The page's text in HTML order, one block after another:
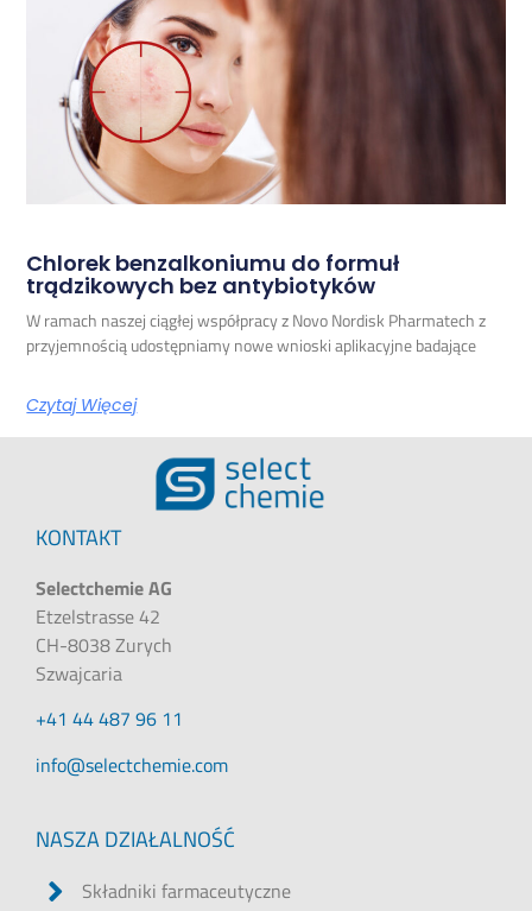
Chlorek benzalkoniumu do formuł
trądzikowych bez antybiotyków
W ramach naszej ciągłej współpracy z Novo Nordisk Pharmatech z
przyjemnością udostępniamy nowe wnioski aplikacyjne badające
Czytaj Więcej
KONTAKT
Selectchemie AG
Etzelstrasse 42
CH-8038 Zurych
Szwajcaria
+41 44 487 96 11
moc.eimehctceles
@ofni
NASZA DZIAŁALNOŚĆ
Składniki farmaceutyczne